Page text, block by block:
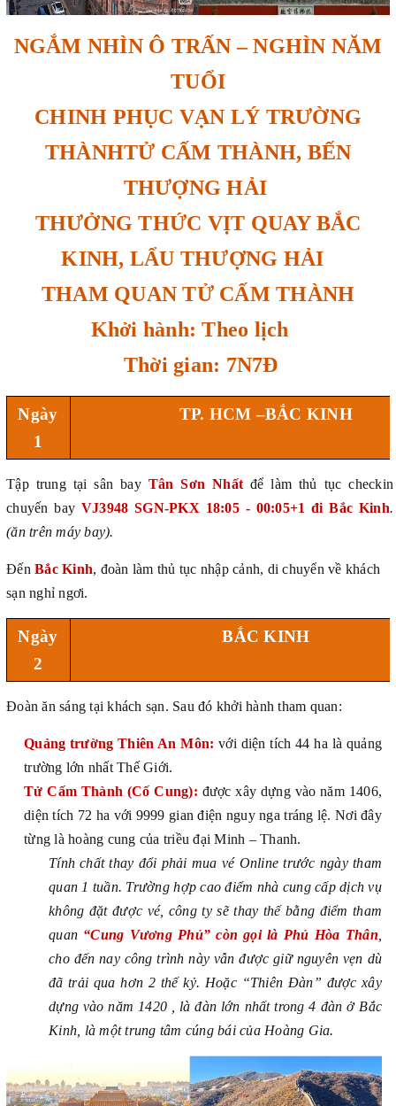
NGẮM NHÌN Ô TRẤN – NGHÌN NĂM
TUỔI
CHINH PHỤC VẠN LÝ TRƯỜNG
THÀNHTỬ CẤM THÀNH, BẾN
THƯỢNG HẢI
THƯỞNG THỨC VỊT QUAY BẮC
KINH, LẨU THƯỢNG HẢI
THAM QUAN TỬ CẤM THÀNH
Khởi hành: Theo lịch
Thời gian: 7N7Đ
Ngày
1
TP. HCM –BẮC KINH
Tập trung tại sân bay Tân Sơn Nhất để làm thủ tục checkin
chuyến bay VJ3948 SGN-PKX 18:05 - 00:05+1 đi Bắc Kinh.
(ăn trên máy bay).
Đến Bắc Kinh, đoàn làm thủ tục nhập cảnh, di chuyển về khách
sạn nghỉ ngơi.
Ngày
2
BẮC KINH
Đoàn ăn sáng tại khách sạn. Sau đó khởi hành tham quan:
Quảng trường Thiên An Môn: với diện tích 44 ha là quảng
trường lớn nhất Thế Giới.
Tử Cấm Thành (Cố Cung): được xây dựng vào năm 1406,
diện tích 72 ha với 9999 gian điện nguy nga tráng lệ. Nơi đây
từng là hoàng cung của triều đại Minh – Thanh.
Tính chất thay đổi phải mua vé Online trước ngày tham
quan 1 tuần. Trường hợp cao điểm nhà cung cấp dịch vụ
không đặt được vé, công ty sẽ thay thế bằng điểm tham
quan “Cung Vương Phủ” còn gọi là Phủ Hòa Thân
cho đến nay công trình này vẫn được giữ nguyên vẹn dù
đã trải qua hơn 2 thế kỷ. Hoặc “Thiên Đàn” được xây
dựng vào năm 1420 , là đàn lớn nhất trong 4 đàn ở Bắc
Kinh, là một trung tâm cúng bái của Hoàng Gia.